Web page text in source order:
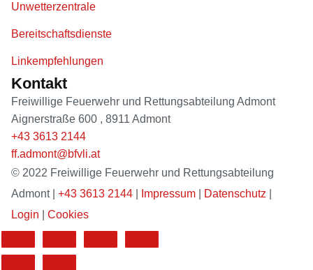
Unwetterzentrale
Bereitschaftsdienste
Linkempfehlungen
Kontakt
Freiwillige Feuerwehr und Rettungsabteilung Admont
Aignerstraße 600 , 8911 Admont
+43 3613 2144
ff.admont@bfvli.at
© 2022 Freiwillige Feuerwehr und Rettungsabteilung
Admont | +43 3613 2144 Impressum Datenschutz
Login
Cookies